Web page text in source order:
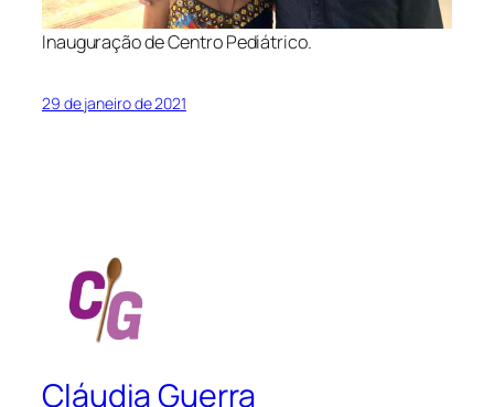
Inauguração de Centro Pediátrico.
29 de janeiro de 2021
Cláudia Guerra